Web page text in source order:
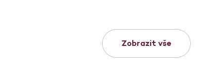
Zobrazit vše